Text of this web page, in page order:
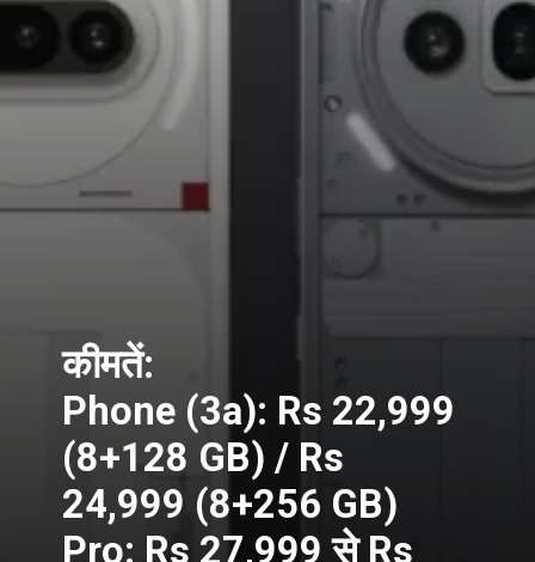
कीमतें:
Phone (3a): Rs 22,999
(8+128 GB) / Rs
24,999 (8+256 GB)
Pro: Rs 27,999 से Rs